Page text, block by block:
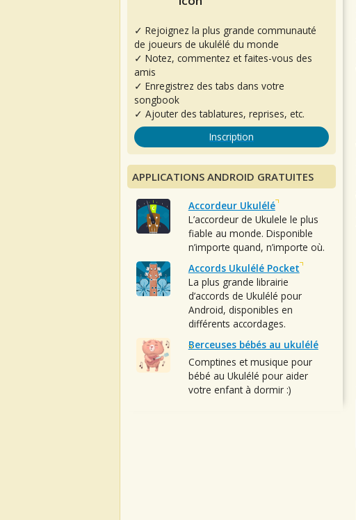
✓ Rejoignez la plus grande communauté
de joueurs de ukulélé du monde
✓ Notez, commentez et faites-vous des
amis
✓ Enregistrez des tabs dans votre
songbook
✓ Ajouter des tablatures, reprises, etc.
Inscription
APPLICATIONS ANDROID GRATUITES
Accordeur Ukulélé
L’accordeur de Ukulele le plus
fiable au monde. Disponible
n’importe quand, n’importe où.
Accords Ukulélé Pocket
La plus grande librairie
d’accords de Ukulélé pour
Android, disponibles en
différents accordages.
Berceuses bébés au ukulélé
Comptines et musique pour
bébé au Ukulélé pour aider
votre enfant à dormir :)